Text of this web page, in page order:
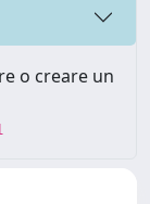
o creare un